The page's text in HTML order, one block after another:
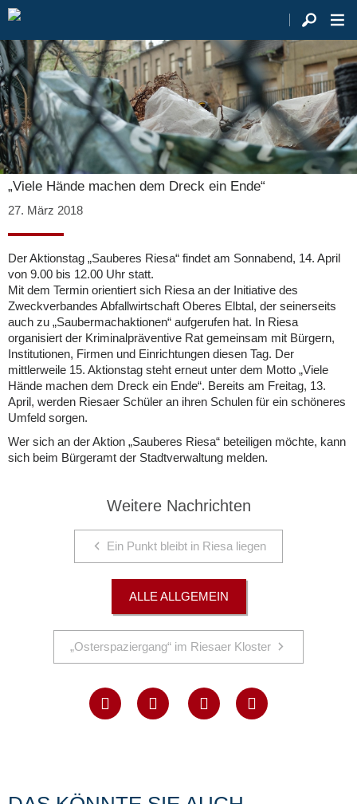
„Viele Hände machen dem Dreck ein Ende“
27. März 2018
Der Aktionstag „Sauberes Riesa“ findet am Sonnabend, 14. April
von 9.00 bis 12.00 Uhr statt.
Mit dem Termin orientiert sich Riesa an der Initiative des
Zweckverbandes Abfallwirtschaft Oberes Elbtal, der seinerseits
auch zu „Saubermachaktionen“ aufgerufen hat. In Riesa
organisiert der Kriminalpräventive Rat gemeinsam mit Bürgern,
Institutionen, Firmen und Einrichtungen diesen Tag. Der
mittlerweile 15. Aktionstag steht erneut unter dem Motto „Viele
Hände machen dem Dreck ein Ende“. Bereits am Freitag, 13.
April, werden Riesaer Schüler an ihren Schulen für ein schöneres
Umfeld sorgen.
Wer sich an der Aktion „Sauberes Riesa“ beteiligen möchte, kann
sich beim Bürgeramt der Stadtverwaltung melden.
Weitere Nachrichten
Ein Punkt bleibt in Riesa liegen
ALLE ALLGEMEIN
„Osterspaziergang“ im Riesaer Kloster